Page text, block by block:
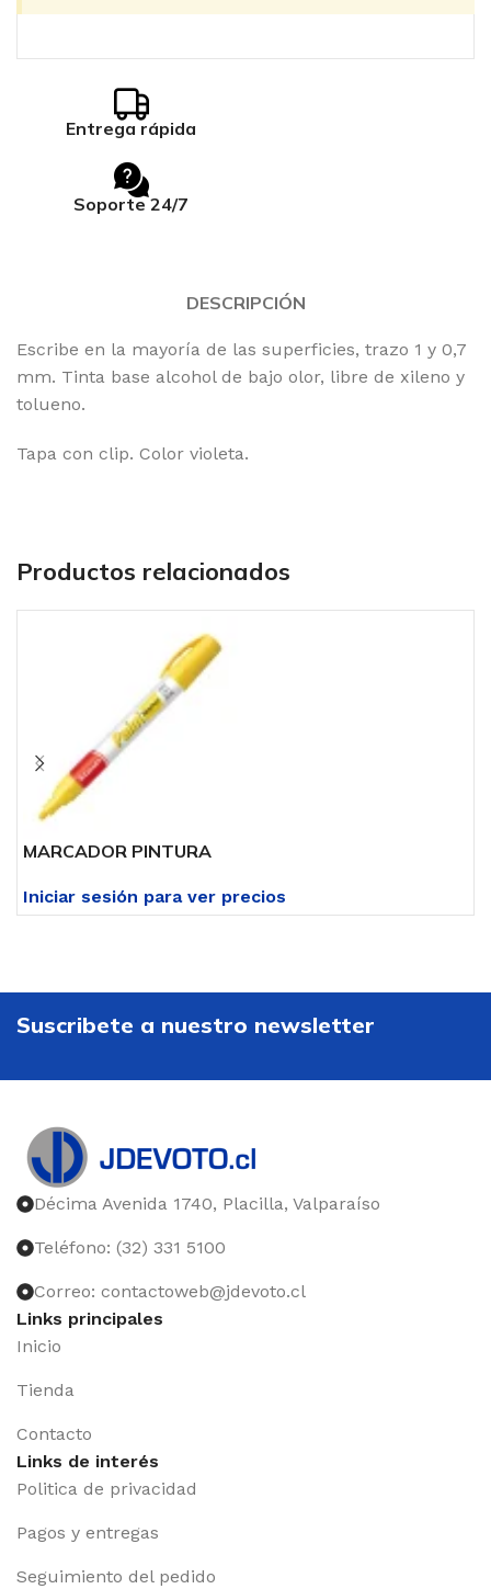
Entrega rápida
Soporte 24/7
DESCRIPCIÓN
Escribe en la mayoría de las superficies, trazo 1 y 0,7
mm. Tinta base alcohol de bajo olor, libre de xileno y
tolueno.
Tapa con clip. Color violeta.
Productos relacionados
MARCADOR PINTURA
Iniciar sesión para ver precios
Suscribete a nuestro newsletter
Décima Avenida 1740, Placilla, Valparaíso
Teléfono: (32) 331 5100
Correo: contactoweb@jdevoto.cl
Links principales
Inicio
Tienda
Contacto
Links de interés
Politica de privacidad
Pagos y entregas
Seguimiento del pedido